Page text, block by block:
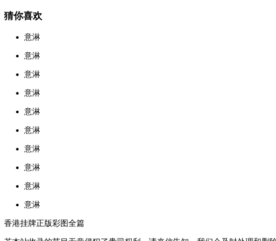
猜你喜欢
意淋
意淋
意淋
意淋
意淋
意淋
意淋
意淋
意淋
意淋
香港挂牌正版彩图全篇